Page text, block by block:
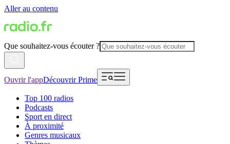
Aller au contenu
Que souhaitez-vous écouter ?
Ouvrir l'appDécouvrir Prime
Top 100 radios
Podcasts
Sport en direct
À proximité
Genres musicaux